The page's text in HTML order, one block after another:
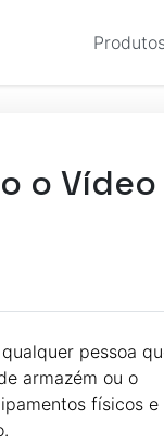
o
pessoa
armazém ou o
físicos e